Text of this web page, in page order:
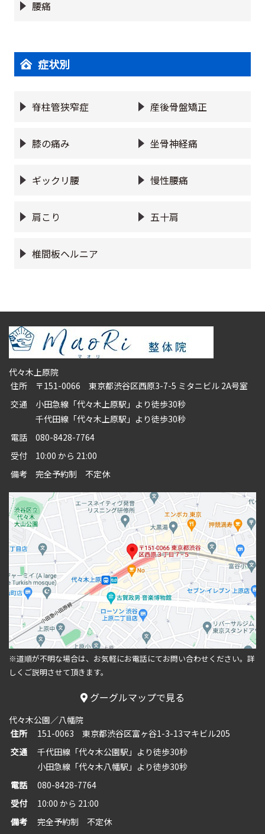
腰痛
症状別
脊柱管狭窄症 産後骨盤矯正
膝の痛み 坐骨神経痛
ギックリ腰 慢性腰痛
肩こり 五十肩
椎間板ヘルニア
代々木上原院
住所
〒151-0066 東京都渋谷区西原3-7-5 ミタニビル 2A号室
交通
小田急線「代々木上原駅」より徒歩30秒
千代田線「代々木上原駅」より徒歩30秒
電話
080-8428-7764
受付
10:00 から 21:00
備考
完全予約制 不定休
※道順が不明な場合は、お気軽にお電話にてお問い合わせください。 詳
しくご説明させて頂きます。
グーグルマップで見る
代々木公園／八幡院
住所
151-0063 東京都渋谷区富ヶ谷1-3-13マキビル205
交通
千代田線「代々木公園駅」より徒歩30秒
小田急線「代々木八幡駅」より徒歩30秒
電話
080-8428-7764
受付
10:00 から 21:00
備考
完全予約制 不定休